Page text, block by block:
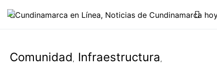
Comunidad Infraestructura